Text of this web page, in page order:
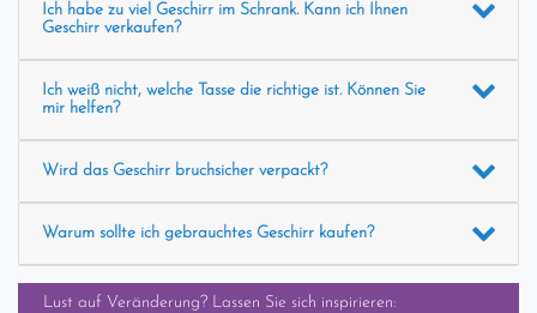
Ich habe zu viel Geschirr im Schrank. Kann ich Ihnen
Geschirr verkaufen?
Ich weiß nicht, welche Tasse die richtige ist. Können Sie
mir helfen?
Wird das Geschirr bruchsicher verpackt?
Warum sollte ich gebrauchtes Geschirr kaufen?
Lust auf Veränderung? Lassen Sie sich inspirieren: